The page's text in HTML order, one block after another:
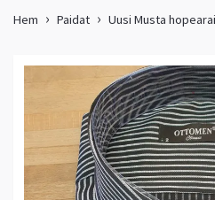
Hem Paidat Uusi Musta